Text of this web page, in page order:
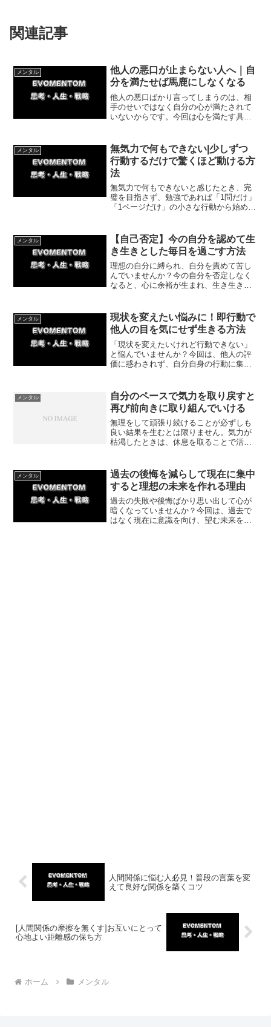
関連記事
メンタル
他人の悪口が止まらない人へ｜自
分を満たせば馬鹿にしなくなる
他人の悪口ばかり言ってしまうのは、相
手のせいではなく自分の心が満たされて
いないからです。今回は心を満たす具体
ら丁寧にわかりやすく紹介していきま
す。
メンタル
無気力で何もできない|少しずつ
行動するだけで驚くほど動ける方
法
無気力で何もできないと感じたとき、完
璧を目指さず、勉強であれば「1問だけ」
「1ページだけ」の小さな行動から始めま
をわかりやすく紹介していきます。
メンタル
【自己否定】今の自分を認めて生
き生きとした毎日を過ごす方法
理想の自分に縛られ、自分を責めて苦し
んでいませんか？今の自分を否定しなく
なると、心に余裕が生まれ、生き生きと
を楽しく生きるための具体的な方法を解
説します。
メンタル
現状を変えたい悩みに！即行動で
他人の目を気にせず生きる方法
「現状を変えたいけれど行動できない」
と悩んでいませんか？今回は、他人の評
価に惑わされず、自分自身の行動に集中
とした日々から抜け出し、自分らしい未
来を切り拓きましょう！
メンタル
自分のペースで気力を取り戻すと
再び前向きに取り組んでいける
無理をして頑張り続けることが必ずしも
良い結果を生むとは限りません。気力が
枯渇したときは、休息を取ることで活力
て紹介していきます。
メンタル
過去の後悔を減らして現在に集中
すると理想の未来を作れる理由
過去の失敗や後悔ばかり思い出して心が
暗くなっていませんか？今回は、過去で
はなく現在に意識を向け、望む未来を引
人間関係に悩む人必見！普段の言葉を変
えて良好な関係を築くコツ
[人間関係の摩擦を無くす]お互いにとって
心地よい距離感の保ち方
ホーム メンタル